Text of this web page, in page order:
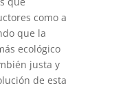
como a
que la
ecológico
justa y
de esta